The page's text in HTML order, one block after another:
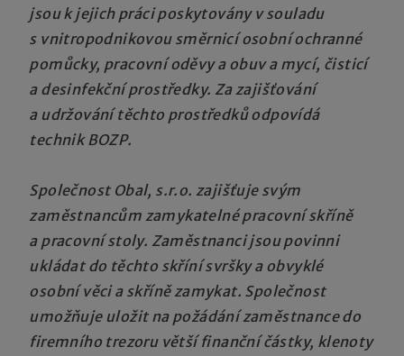
jsou k jejich práci poskytovány v souladu
s vnitropodnikovou směrnicí osobní ochranné
pomůcky, pracovní oděvy a obuv a mycí, čisticí
a desinfekční prostředky. Za zajišťování
a udržování těchto prostředků odpovídá
technik BOZP.
Společnost Obal, s.r.o. zajišťuje svým
zaměstnancům zamykatelné pracovní skříně
a pracovní stoly. Zaměstnanci jsou povinni
ukládat do těchto skříní svršky a obvyklé
osobní věci a skříně zamykat. Společnost
umožňuje uložit na požádání zaměstnance do
firemního trezoru větší finanční částky, klenoty